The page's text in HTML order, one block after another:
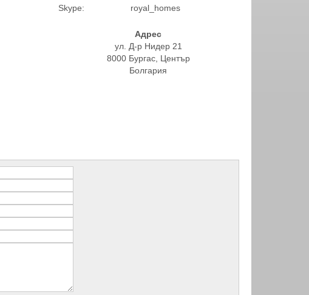
Skype:
royal_homes
Адрес
ул. Д-р Нидер 21
8000 Бургас, Център
Болгария